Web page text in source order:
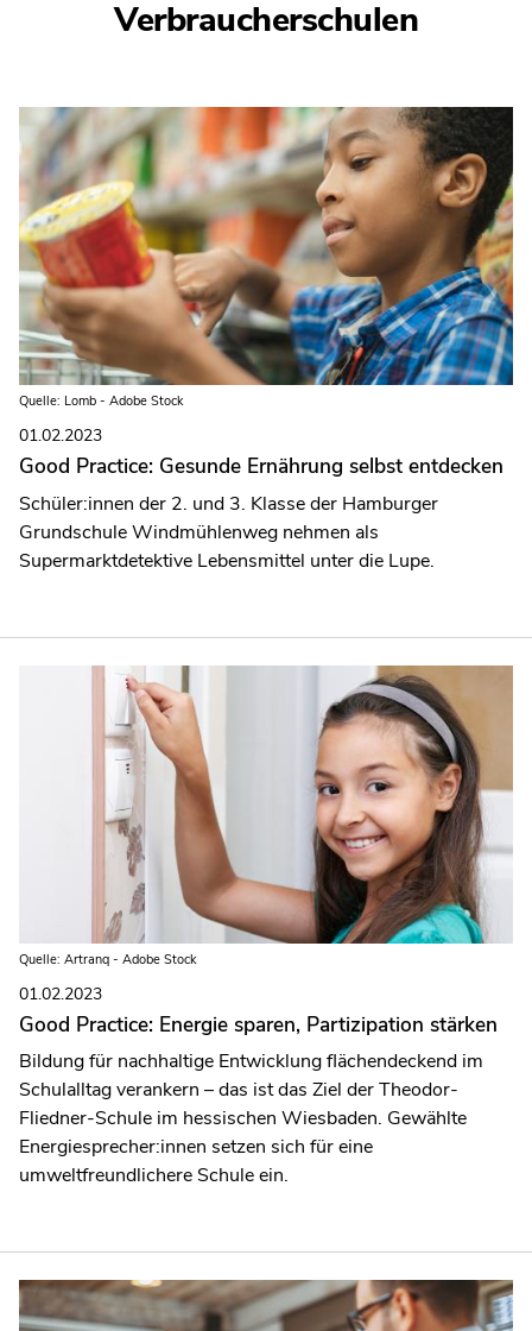
Verbraucherschulen
Quelle: Lomb - Adobe Stock
01.02.2023
Good Practice: Gesunde Ernährung selbst entdecken
Schüler:innen der 2. und 3. Klasse der Hamburger
Grundschule Windmühlenweg nehmen als
Supermarktdetektive Lebensmittel unter die Lupe.
Quelle: Artranq - Adobe Stock
01.02.2023
Good Practice: Energie sparen, Partizipation stärken
Bildung für nachhaltige Entwicklung flächendeckend im
Schulalltag verankern – das ist das Ziel der Theodor-
Fliedner-Schule im hessischen Wiesbaden. Gewählte
Energiesprecher:innen setzen sich für eine
umweltfreundlichere Schule ein.